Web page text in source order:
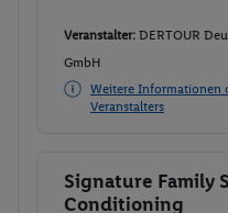
Veranstalter: DERTOUR
GmbH
Weitere Informationen
Veranstalters
Buchen
Signature Family
Conditioning